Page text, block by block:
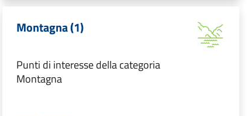
Montagna (1)
Punti di interesse della categoria
Montagna